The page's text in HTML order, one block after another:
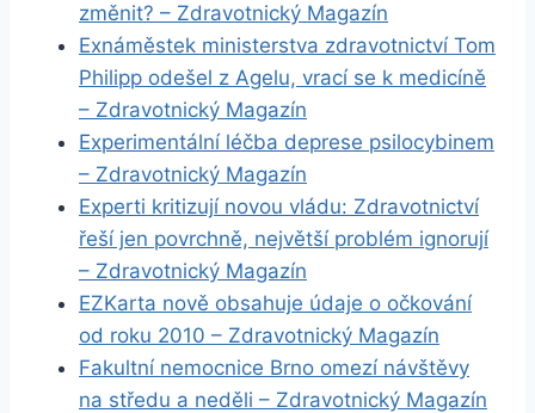
změnit? – Zdravotnický Magazín
Exnáměstek ministerstva zdravotnictví Tom
Philipp odešel z Agelu, vrací se k medicíně
– Zdravotnický Magazín
Experimentální léčba deprese psilocybinem
– Zdravotnický Magazín
Experti kritizují novou vládu: Zdravotnictví
řeší jen povrchně, největší problém ignorují
– Zdravotnický Magazín
EZKarta nově obsahuje údaje o očkování
od roku 2010 – Zdravotnický Magazín
Fakultní nemocnice Brno omezí návštěvy
na středu a neděli – Zdravotnický Magazín